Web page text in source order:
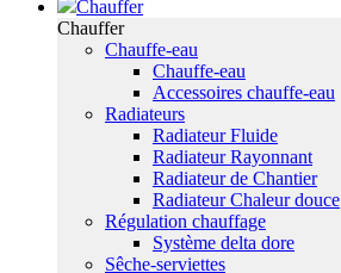
Chauffer
Chauffer
Chauffe-eau
Chauffe-eau
Accessoires chauffe-eau
Radiateurs
Radiateur Fluide
Radiateur Rayonnant
Radiateur de Chantier
Radiateur Chaleur douce
Régulation chauffage
Système delta dore
Sêche-serviettes